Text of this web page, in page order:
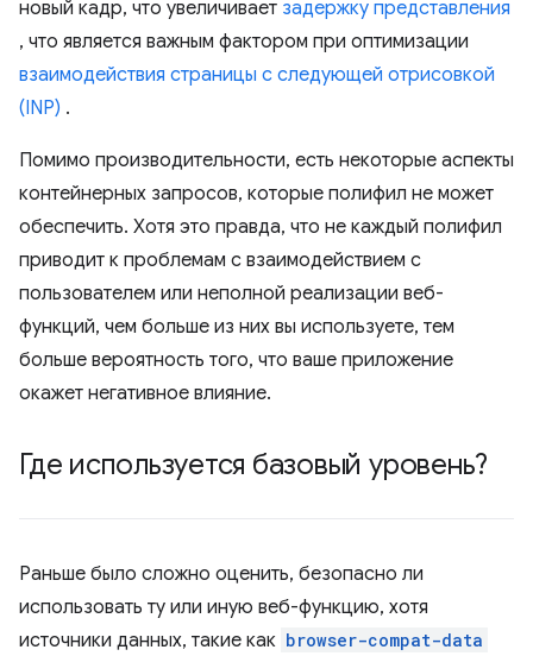
новый кадр, что увеличивает задержку представления
, что является важным фактором при оптимизации
взаимодействия страницы с следующей отрисовкой
(INP) .
Помимо производительности, есть некоторые аспекты
контейнерных запросов, которые полифил не может
обеспечить. Хотя это правда, что не каждый полифил
приводит к проблемам с взаимодействием с
пользователем или неполной реализации веб-
функций, чем больше из них вы используете, тем
больше вероятность того, что ваше приложение
окажет негативное влияние.
Где используется базовый уровень?
Раньше было сложно оценить, безопасно ли
использовать ту или иную веб-функцию, хотя
источники данных, такие как browser-compat-data